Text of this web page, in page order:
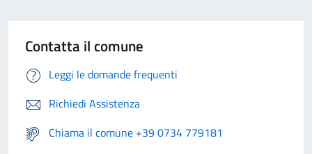
Contatta il comune
Leggi le domande frequenti
Richiedi Assistenza
Chiama il comune +39 0734 779181